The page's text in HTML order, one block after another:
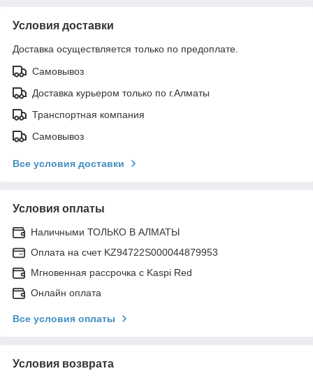
Условия доставки
Доставка осуществляется только по предоплате.
Самовывоз
Доставка курьером только по г.Алматы
Транспортная компания
Самовывоз
Все условия доставки
Условия оплаты
Наличными ТОЛЬКО В АЛМАТЫ
Оплата на счет KZ94722S000044879953
Мгновенная рассрочка с Kaspi Red
Онлайн оплата
Все условия оплаты
Условия возврата